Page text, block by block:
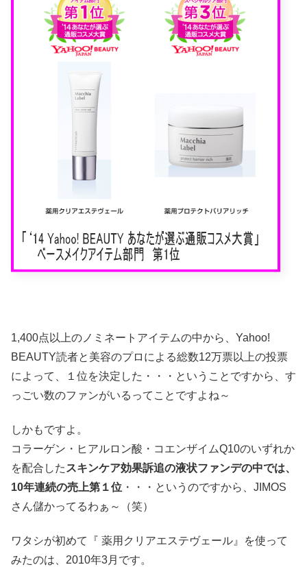
1,400点以上のノミネートアイテムの中から、Yahoo!
BEAUTY読者と美容のプロによる総数12万票以上の投票
によって、１位を決定した・・・ということですから、す
っごい数のファンがいるってことですよね～
しかもですよ。
コラーゲン・ヒアルロン酸・コエンザイムQ10のいずれか
を配合した スキンケア効果訴追の液状ファンデの中では、
10年連続の売上第１位 ・・・というのですから、JIMOS
さん儲かってるわぁ～（笑）
ワタシが初めて『 薬用クリアエステヴェール』を使って
みたのは、2010年3月です。